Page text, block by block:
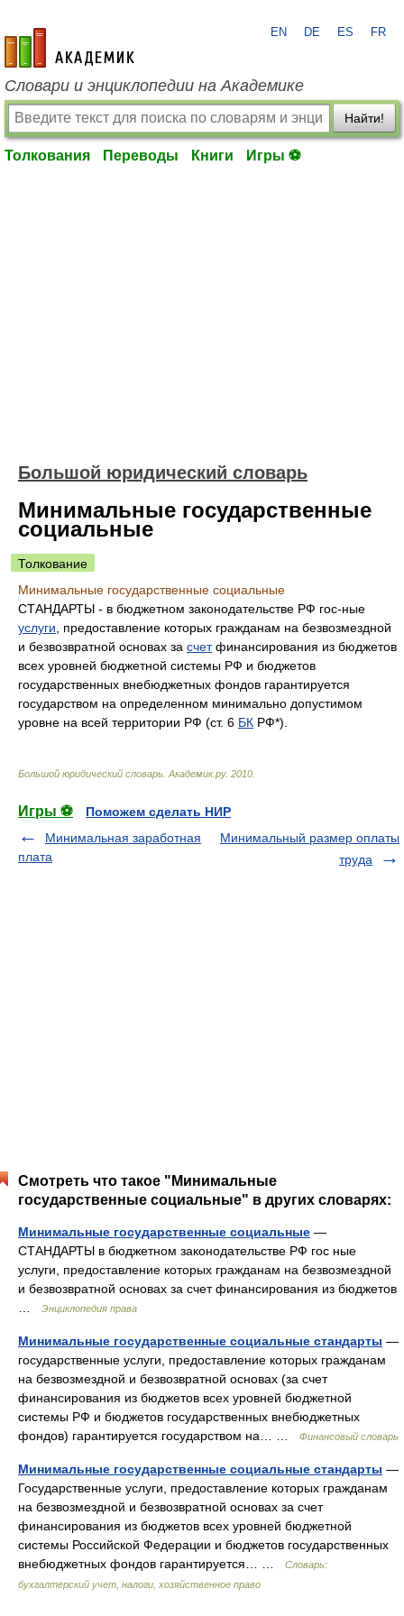
academic.ru
EN DE ES FR
Словари и энциклопедии на Академике
Найти!
Толкования Переводы Книги Игры ⚽
Большой юридический словарь
Минимальные государственные
социальные
Толкование
Минимальные государственные социальные
СТАНДАРТЫ - в бюджетном законодательстве РФ гос-ные
услуги , предоставление которых гражданам на безвозмездной
и безвозвратной основах за счетфинансирования из бюджетов
всех уровней бюджетной системы РФ и бюджетов
государственных внебюджетных фондов гарантируется
государством на определенном минимально допустимом
уровне на всей территории РФ (ст. 6 БК РФ*).
Большой юридический словарь Академик.ру. 2010
Игры ⚽
Поможем сделать НИР
Минимальная заработная
плата
Минимальный размер оплаты
труда
Смотреть что такое "Минимальные
государственные социальные" в других словарях:
Минимальные государственные социальные —
СТАНДАРТЫ в бюджетном законодательстве РФ гос ные
услуги, предоставление которых гражданам на безвозмездной
и безвозвратной основах за счет финансирования из бюджетов
Энциклопедия права
Минимальные государственные социальные стандарты —
государственные услуги, предоставление которых гражданам
на безвозмездной и безвозвратной основах (за счет
финансирования из бюджетов всех уровней бюджетной
системы РФ и бюджетов государственных внебюджетных
фондов) гарантируется государством на… …
Финансовый словарь
Минимальные государственные социальные стандарты —
Государственные услуги, предоставление которых гражданам
на безвозмездной и безвозвратной основах за счет
финансирования из бюджетов всех уровней бюджетной
системы Российской Федерации и бюджетов государственных
внебюджетных фондов гарантируется… …
Словарь:
бухгалтерский учет, налоги, хозяйственное право